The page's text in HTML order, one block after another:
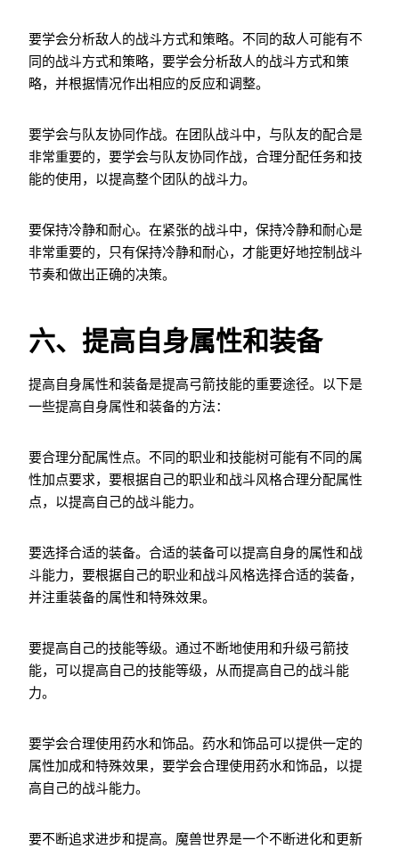
要学会分析敌人的战斗方式和策略。不同的敌人可能有不
同的战斗方式和策略，要学会分析敌人的战斗方式和策
略，并根据情况作出相应的反应和调整。
要学会与队友协同作战。在团队战斗中，与队友的配合是
非常重要的，要学会与队友协同作战，合理分配任务和技
能的使用，以提高整个团队的战斗力。
要保持冷静和耐心。在紧张的战斗中，保持冷静和耐心是
非常重要的，只有保持冷静和耐心，才能更好地控制战斗
节奏和做出正确的决策。
六、提高自身属性和装备
提高自身属性和装备是提高弓箭技能的重要途径。以下是
一些提高自身属性和装备的方法：
要合理分配属性点。不同的职业和技能树可能有不同的属
性加点要求，要根据自己的职业和战斗风格合理分配属性
点，以提高自己的战斗能力。
要选择合适的装备。合适的装备可以提高自身的属性和战
斗能力，要根据自己的职业和战斗风格选择合适的装备，
并注重装备的属性和特殊效果。
要提高自己的技能等级。通过不断地使用和升级弓箭技
能，可以提高自己的技能等级，从而提高自己的战斗能
力。
要学会合理使用药水和饰品。药水和饰品可以提供一定的
属性加成和特殊效果，要学会合理使用药水和饰品，以提
高自己的战斗能力。
要不断追求进步和提高。魔兽世界是一个不断进化和更新